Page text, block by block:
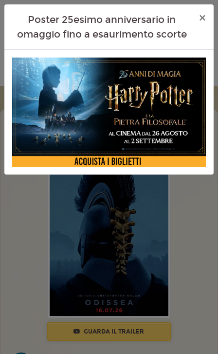
ODISSEA
GUARDA IL TRAILER
Poster 25esimo anniversario in
omaggio fino a esaurimento scorte
×